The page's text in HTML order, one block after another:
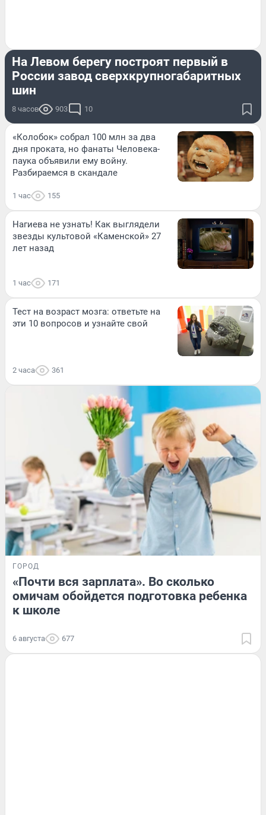
На Левом берегу построят первый в
России завод сверхкрупногабаритных
шин
8 часов 903 10
«Колобок» собрал 100 млн за два
дня проката, но фанаты Человека-
паука объявили ему войну.
Разбираемся в скандале
1 час 155
Нагиева не узнать! Как выглядели
звезды культовой «Каменской» 27
лет назад
1 час 171
Тест на возраст мозга: ответьте на
эти 10 вопросов и узнайте свой
2 часа 361
ГОРОД
«Почти вся зарплата». Во сколько
омичам обойдется подготовка ребенка
к школе
6 августа 677